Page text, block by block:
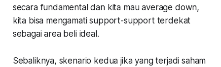
secara fundamental dan kita mau average down,
kita bisa mengamati support-support terdekat
sebagai area beli ideal.
Sebaliknya, skenario kedua jika yang terjadi saham